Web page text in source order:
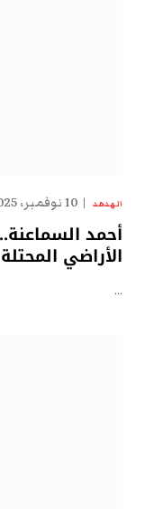
الهدهد 10 نوفمبر، 2025
أحمد
الأراضي المحتلة
…